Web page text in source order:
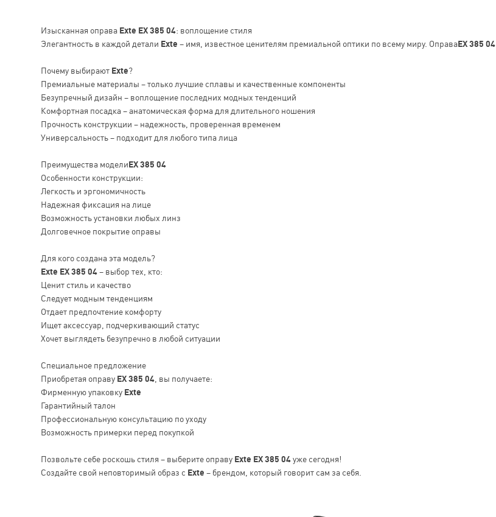
Изысканная оправа Exte EX 385 04: воплощение стиля
Элегантность в каждой детали Exte – имя, известное ценителям премиальной оптики по всему миру. ОправаEX 385 04
Почему выбирают Exte?
Премиальные материалы – только лучшие сплавы и качественные компоненты
Безупречный дизайн – воплощение последних модных тенденций
Комфортная посадка – анатомическая форма для длительного ношения
Прочность конструкции – надежность, проверенная временем
Универсальность – подходит для любого типа лица
Преимущества моделиEX 385 04
Особенности конструкции:
Легкость и эргономичность
Надежная фиксация на лице
Возможность установки любых линз
Долговечное покрытие оправы
Для кого создана эта модель?
Exte EX 385 04– выбор тех, кто:
Ценит стиль и качество
Следует модным тенденциям
Отдает предпочтение комфорту
Ищет аксессуар, подчеркивающий статус
Хочет выглядеть безупречно в любой ситуации
Специальное предложение
Приобретая оправу EX 385 04 , вы получаете:
Фирменную упаковку Exte
Гарантийный талон
Профессиональную консультацию по уходу
Возможность примерки перед покупкой
Позвольте себе роскошь стиля – выберите оправу Exte EX 385 04уже сегодня!
Создайте свой неповторимый образ с Exte – брендом, который говорит сам за себя.